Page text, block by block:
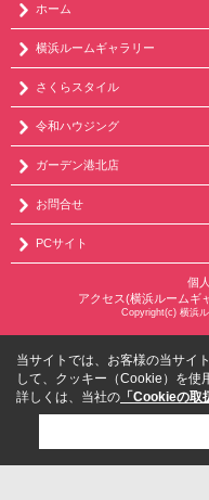
ホーム
横浜ルームギャラリー
さくらスタイル
令和ハウジング
ガーデン港北店
お問合せ
PCサイト
個
アクセス(横浜ルームギ
Copyright(c) 横浜
当サイトでは、お客様の当サイ
して、クッキー（Cookie）を使
詳しくは、当社の 「Cookieの取